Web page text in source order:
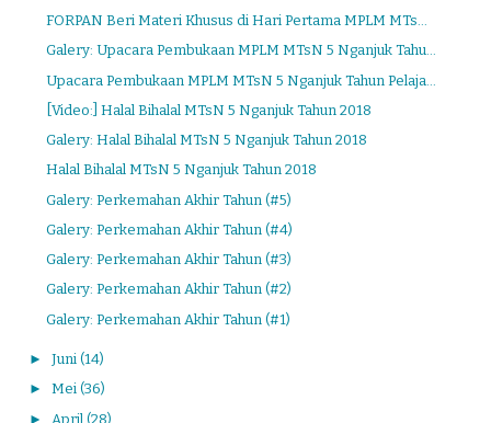
FORPAN Beri Materi Khusus di Hari Pertama MPLM MTs...
Galery: Upacara Pembukaan MPLM MTsN 5 Nganjuk Tahu...
Upacara Pembukaan MPLM MTsN 5 Nganjuk Tahun Pelaja...
[Video:] Halal Bihalal MTsN 5 Nganjuk Tahun 2018
Galery: Halal Bihalal MTsN 5 Nganjuk Tahun 2018
Halal Bihalal MTsN 5 Nganjuk Tahun 2018
Galery: Perkemahan Akhir Tahun (#5)
Galery: Perkemahan Akhir Tahun (#4)
Galery: Perkemahan Akhir Tahun (#3)
Galery: Perkemahan Akhir Tahun (#2)
Galery: Perkemahan Akhir Tahun (#1)
► Juni (14)
► Mei (36)
► April (28)